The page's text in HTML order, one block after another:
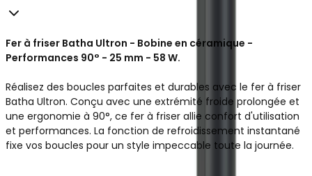
Fer à friser Batha Ultron - Bobine en céramique -
Performances 90° - 25 mm - 58 W.
Réalisez des boucles parfaites et durables avec le fer à friser
Batha Ultron. Conçu avec une extrémité froide prolongée et
une ergonomie à 90°, ce fer à friser allie confort d'utilisation
et performances. La fonction de refroidissement instantané
fixe vos boucles pour un style impeccable toute la journée.